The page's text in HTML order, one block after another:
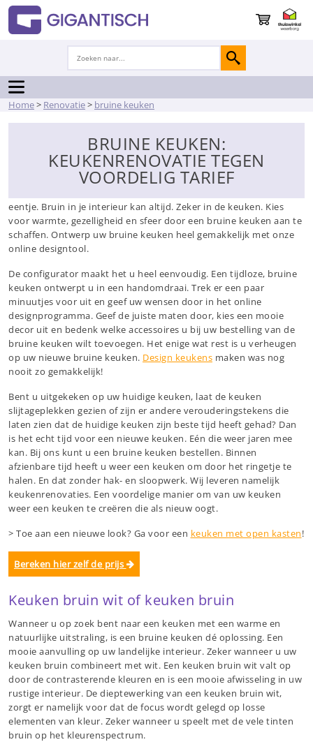
Home> Renovatie> bruine keuken
BRUINE KEUKEN:
KEUKENRENOVATIE TEGEN
VOORDELIG TARIEF
eentje. Bruin in je interieur kan altijd. Zeker in de keuken. Kies
voor warmte, gezelligheid en sfeer door een bruine keuken aan te
schaffen. Ontwerp uw bruine keuken heel gemakkelijk met onze
online designtool.
De configurator maakt het u heel eenvoudig. Een tijdloze, bruine
keuken ontwerpt u in een handomdraai. Trek er een paar
minuutjes voor uit en geef uw wensen door in het online
designprogramma. Geef de juiste maten door, kies een mooie
decor uit en bedenk welke accessoires u bij uw bestelling van de
bruine keuken wilt toevoegen. Het enige wat rest is u verheugen
op uw nieuwe bruine keuken. Design keukens maken was nog
nooit zo gemakkelijk!
Bent u uitgekeken op uw huidige keuken, laat de keuken
slijtageplekken gezien of zijn er andere verouderingstekens die
laten zien dat de huidige keuken zijn beste tijd heeft gehad? Dan
is het echt tijd voor een nieuwe keuken. Eén die weer jaren mee
kan. Bij ons kunt u een bruine keuken bestellen. Binnen
afzienbare tijd heeft u weer een keuken om door het ringetje te
halen. En dat zonder hak- en sloopwerk. Wij leveren namelijk
keukenrenovaties. Een voordelige manier om van uw keuken
weer een keuken te creëren die als nieuw oogt.
> Toe aan een nieuwe look? Ga voor een keuken met open kasten!
Bereken hier zelf de prijs
Keuken bruin wit of keuken bruin
Wanneer u op zoek bent naar een keuken met een warme en
natuurlijke uitstraling, is een bruine keuken dé oplossing. Een
mooie aanvulling op uw landelijke interieur. Zeker wanneer u uw
keuken bruin combineert met wit. Een keuken bruin wit valt op
door de contrasterende kleuren en is een mooie afwisseling in uw
rustige interieur. De dieptewerking van een keuken bruin wit,
zorgt er namelijk voor dat de focus wordt gelegd op losse
elementen van kleur. Zeker wanneer u speelt met de vele tinten
bruin op het kleurenspectrum.